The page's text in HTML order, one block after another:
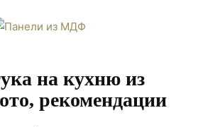
на кухню из
рекомендации